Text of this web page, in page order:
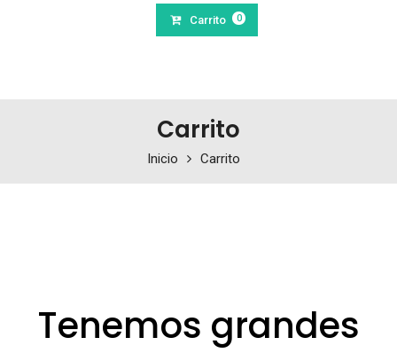
Carrito 0
Carrito
Inicio Carrito
Tenemos grandes